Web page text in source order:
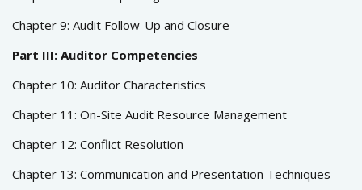
Chapter 9: Audit Follow-Up and Closure
Part III: Auditor Competencies
Chapter 10: Auditor Characteristics
Chapter 11: On-Site Audit Resource Management
Chapter 12: Conflict Resolution
Chapter 13: Communication and Presentation Techniques